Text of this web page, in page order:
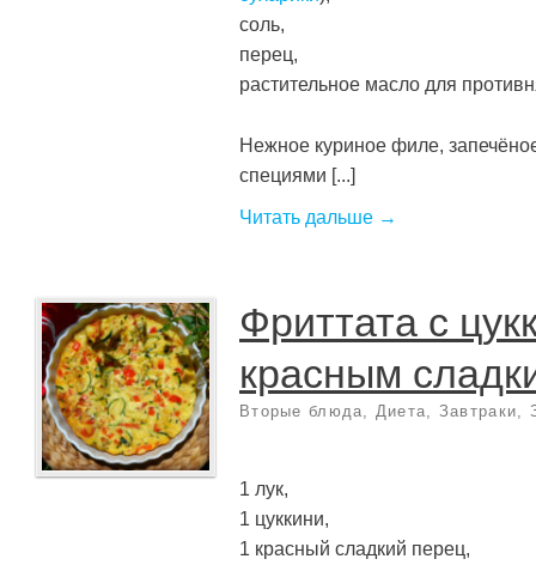
соль,
перец,
растительное масло для
Нежное куриное филе,
специями [...]
Читать дальше →
Фриттата с
красным
Вторые блюда Диета Завтраки
1 лук,
1 цуккини,
1 красный сладкий перец,